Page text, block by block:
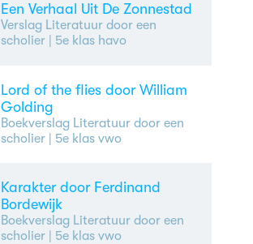
Een Verhaal Uit De Zonnestad
Verslag Literatuur door een
scholier| 5e klas havo
Lord of the flies door William
Golding
Boekverslag Literatuur door een
scholier| 5e klas vwo
Karakter door Ferdinand
Bordewijk
Boekverslag Literatuur door een
scholier| 5e klas vwo